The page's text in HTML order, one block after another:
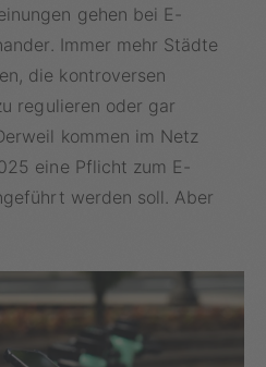
gehen bei E-
Immer mehr Städte
die kontroversen
regulieren oder gar
kommen im Netz
eine Pflicht zum E-
werden soll. Aber